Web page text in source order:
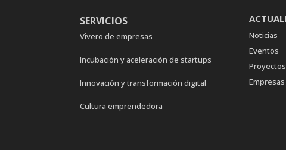
SERVICIOS
Vivero de empresas
Incubación y aceleración de startups
Innovación y transformación digital
Cultura emprendedora
Noticias
Eventos
Proyectos
Empresas